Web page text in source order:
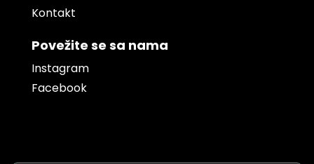
Kontakt
Povežite se sa nama
Instagram
Facebook